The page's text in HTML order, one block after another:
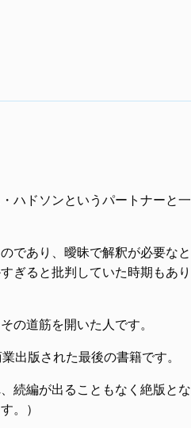
ハドソンというパートナーと一
であり、曖昧で解釈が必要なと
ぎると批判していた時期もあり
の道筋を開いた人です。
出版された最後の書籍です。
続編が出ることもなく絶版とな
。）